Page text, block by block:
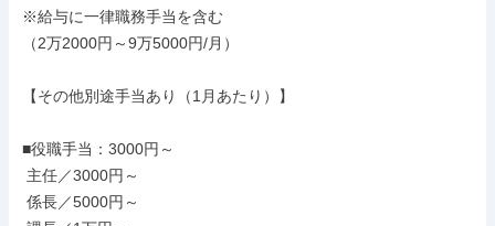
※給与に一律職務手当を含む
（2万2000円～9万5000円/月）
【その他別途手当あり（1月あたり）】
■役職手当：3000円～